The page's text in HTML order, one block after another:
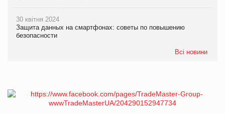
30 квітня 2024
Защита данных на смартфонах: советы по повышению
безопасности
Всі новини